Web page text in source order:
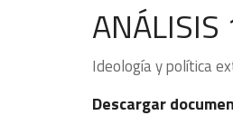
Ideología y política
Descargar